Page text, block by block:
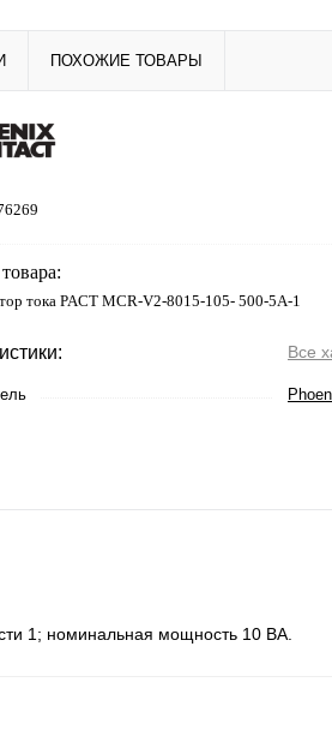
ПОХОЖИЕ ТОВАРЫ
тока PACT MCR-V2-8015-105- 500-5A-1
Все
1; номинальная мощность 10 ВА.